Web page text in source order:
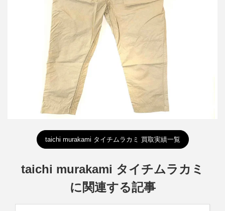
買取金額30,000円
詳しく見る
taichi murakami タイチムラカミ 買取実績一覧
taichi murakami タイチムラカミ
に関連する記事